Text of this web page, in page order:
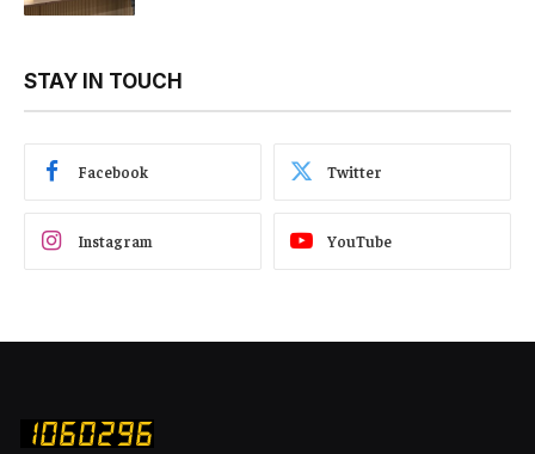
STAY IN TOUCH
Facebook Twitter
Instagram YouTube